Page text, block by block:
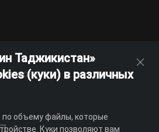
Таджикистан»
(куки) в различных
по объему файлы, которые
Куки позволяют вам